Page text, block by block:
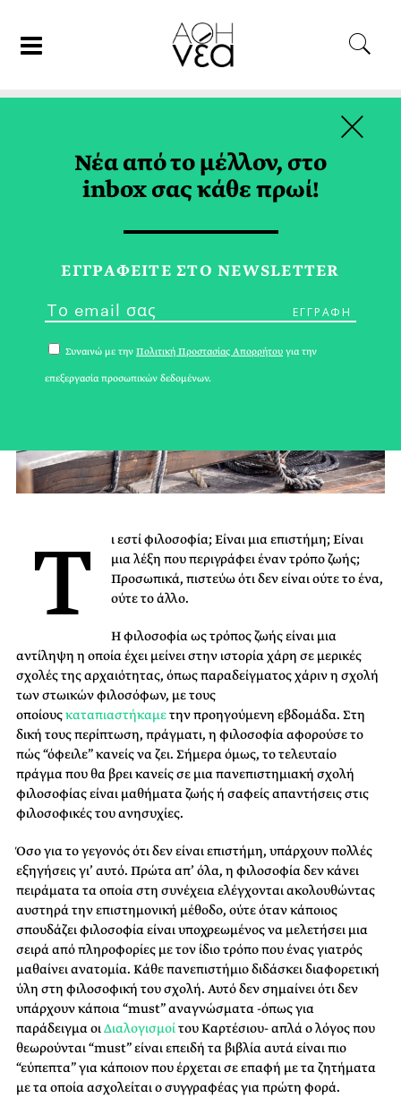
ΨΥΧΟΛΟΓΙΑ
Η Φιλοσοφία Ως Πράξη
Τ
ι εστί φιλοσοφία; Είναι μια επιστήμη; Είναι
μια λέξη που περιγράφει έναν τρόπο ζωής;
Προσωπικά, πιστεύω ότι δεν είναι ούτε το ένα,
ούτε το άλλο.
Η φιλοσοφία ως τρόπος ζωής είναι μια
αντίληψη η οποία έχει μείνει στην ιστορία χάρη σε μερικές
σχολές της αρχαιότητας, όπως παραδείγματος χάριν η σχολή
των στωικών φιλοσόφων, με τους
οποίουςκαταπιαστήκαμετην προηγούμενη εβδομάδα. Στη
δική τους περίπτωση, πράγματι, η φιλοσοφία αφορούσε το
πώς “όφειλε” κανείς να ζει. Σήμερα όμως, το τελευταίο
πράγμα που θα βρει κανείς σε μια πανεπιστημιακή σχολή
φιλοσοφίας είναι μαθήματα ζωής ή σαφείς απαντήσεις στις
φιλοσοφικές του ανησυχίες.
Όσο για το γεγονός ότι δεν είναι επιστήμη, υπάρχουν πολλές
εξηγήσεις γι’ αυτό. Πρώτα απ’ όλα, η φιλοσοφία δεν κάνει
πειράματα τα οποία στη συνέχεια ελέγχονται ακολουθώντας
αυστηρά την επιστημονική μέθοδο, ούτε όταν κάποιος
σπουδάζει φιλοσοφία είναι υποχρεωμένος να μελετήσει μια
σειρά από πληροφορίες με τον ίδιο τρόπο που ένας γιατρός
μαθαίνει ανατομία. Κάθε πανεπιστήμιο διδάσκει διαφορετική
ύλη στη φιλοσοφική του σχολή. Αυτό δεν σημαίνει ότι δεν
υπάρχουν κάποια “must” αναγνώσματα -όπως για
παράδειγμα οιΔιαλογισμοίτου Καρτέσιου- απλά ο λόγος που
θεωρούνται “must” είναι επειδή τα βιβλία αυτά είναι πιο
“εύπεπτα” για κάποιον που έρχεται σε επαφή με τα ζητήματα
με τα οποία ασχολείται ο συγγραφέας για πρώτη φορά.
Νέα από το μέλλον, στο
inbox σας κάθε πρωί!
ΕΓΓPΑΦΕΙΤΕ ΣΤΟ NEWSLETTER
Συναινώ με την Πολιτική Προστασίας Απορρήτου για την
επεξεργασία προσωπικών δεδομένων.
×